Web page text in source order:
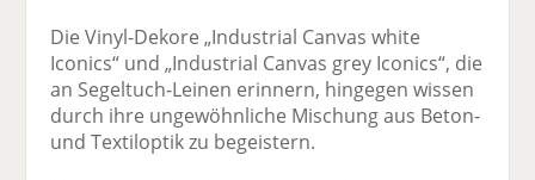
Die Vinyl-Dekore „Industrial Canvas white
Iconics“ und „Industrial Canvas grey Iconics“, die
an Segeltuch-Leinen erinnern, hingegen wissen
durch ihre ungewöhnliche Mischung aus Beton-
und Textiloptik zu begeistern.